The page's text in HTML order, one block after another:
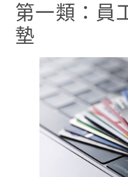
第一類：員
墊